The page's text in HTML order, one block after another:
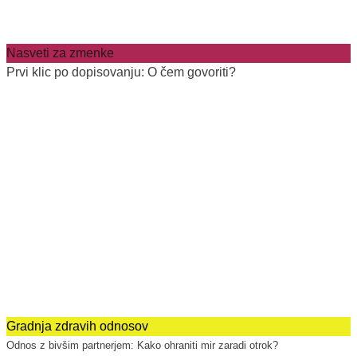
Nasveti za zmenke
Prvi klic po dopisovanju: O čem govoriti?
Gradnja zdravih odnosov
Odnos z bivšim partnerjem: Kako ohraniti mir zaradi otrok?